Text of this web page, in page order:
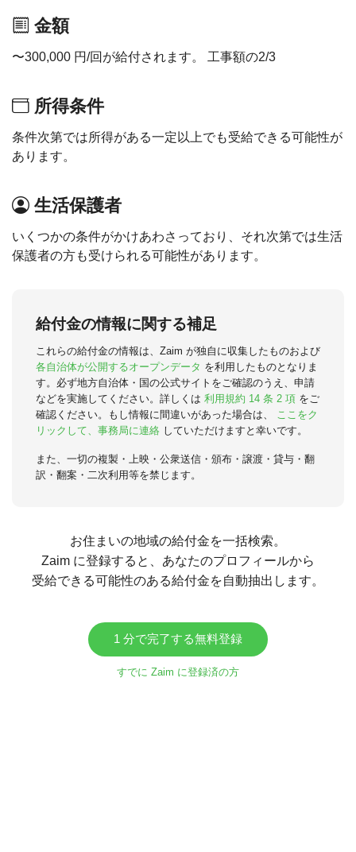
金額
〜300,000 円/回が給付されます。 工事額の2/3
所得条件
条件次第では所得がある一定以上でも受給できる可能性が
あります。
生活保護者
いくつかの条件がかけあわさっており、それ次第では生活
保護者の方も受けられる可能性があります。
給付金の情報に関する補足
これらの給付金の情報は、Zaim が独自に収集したものおよび
各自治体が公開するオープンデータ を利用したものとなりま
す。必ず地方自治体・国の公式サイトをご確認のうえ、申請
などを実施してください。詳しくは 利用規約 14 条 2 項 をご
確認ください。もし情報に間違いがあった場合は、
ここをク
リックして、事務局に連絡 していただけますと幸いです。
また、一切の複製・上映・公衆送信・頒布・譲渡・貸与・翻
訳・翻案・二次利用等を禁じます。
お住まいの地域の給付金を一括検索。
Zaim に登録すると、あなたのプロフィールから
受給できる可能性のある給付金を自動抽出します。
1 分で完了する無料登録
すでに Zaim に登録済の方